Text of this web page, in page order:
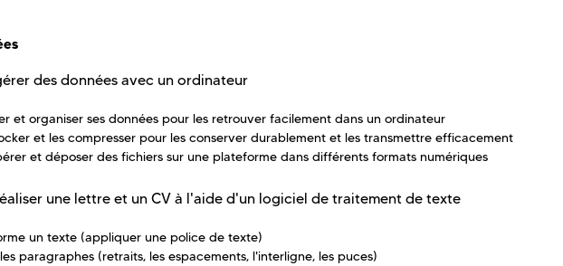
des données avec un ordinateur
et organiser ses données pour les retrouver facilement dans un ordinateur
et les compresser pour les conserver durablement et les transmettre efficacement
et déposer des fichiers sur une plateforme dans différents formats numériques
une lettre et un CV à l'aide d'un logiciel de traitement de texte
un texte (appliquer une police de texte)
paragraphes (retraits, les espacements, l'interligne, les puces)